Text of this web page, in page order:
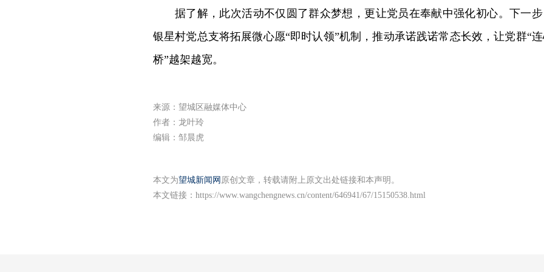
据了解，此次活动不仅圆了群众梦想，更让党员在奉献中强化初心。下一
银星村党总支将拓展微心愿“即时认领”机制，推动承诺践诺常态长效，让党群“
桥”越架越宽。
来源：望城区融媒体中心
作者：龙叶玲
编辑：邹晨虎
本文为望城新闻网 原创文章，转载请附上原文出处链接和本声明。
本文链接： https://www.wangchengnews.cn/content/646941/67/15150538.html